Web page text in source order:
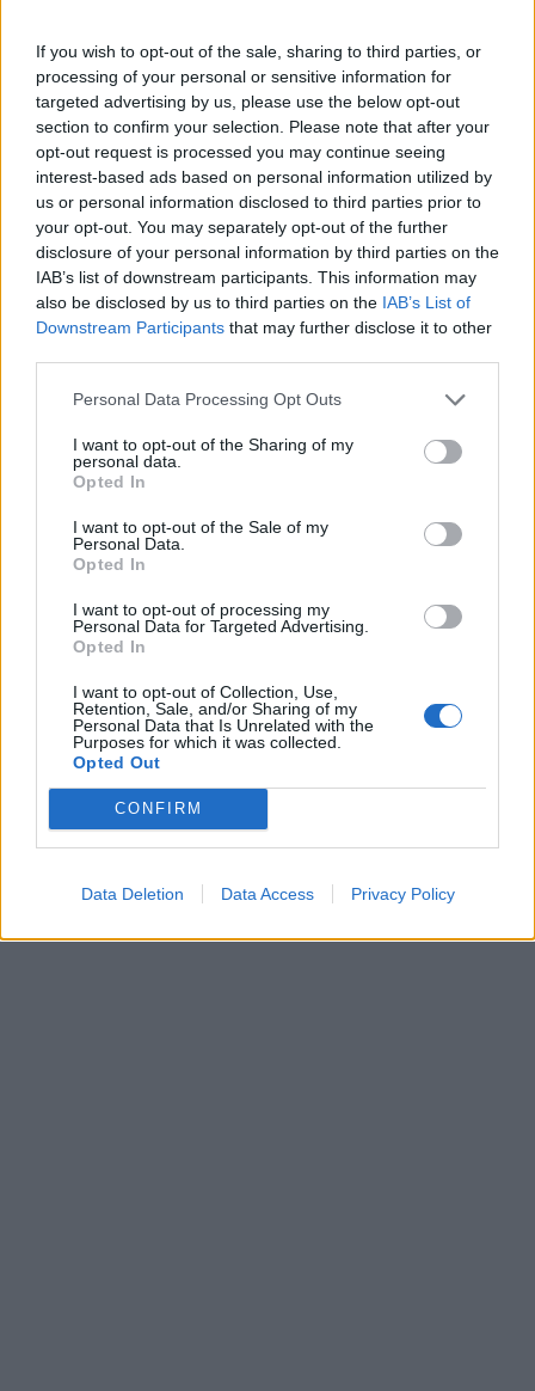
If you wish to opt-out of the sale, sharing to third parties, or
processing of your personal or sensitive information for
targeted advertising by us, please use the below opt-out
section to confirm your selection. Please note that after your
opt-out request is processed you may continue seeing
interest-based ads based on personal information utilized by
us or personal information disclosed to third parties prior to
your opt-out. You may separately opt-out of the further
disclosure of your personal information by third parties on the
IAB’s list of downstream participants. This information may
also be disclosed by us to third parties on the IAB’s List of
Downstream Participants that may further disclose it to other
Personal Data Processing Opt Outs
I want to opt-out of the Sharing of my
personal data.
Opted In
I want to opt-out of the Sale of my
Personal Data.
Opted In
I want to opt-out of processing my
Personal Data for Targeted Advertising.
Opted In
I want to opt-out of Collection, Use,
Retention, Sale, and/or Sharing of my
Personal Data that Is Unrelated with the
Purposes for which it was collected.
Opted Out
CONFIRM
Data Deletion Data Access Privacy Policy